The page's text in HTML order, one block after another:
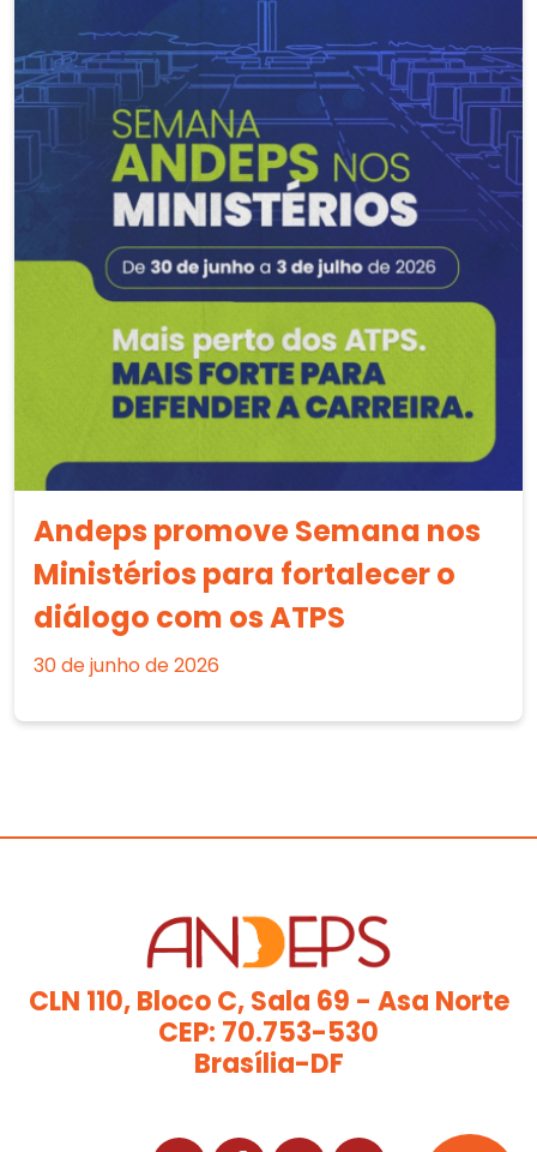
Andeps promove Semana nos
Ministérios para fortalecer o
diálogo com os ATPS
30 de junho de 2026
CLN 110, Bloco C, Sala 69 - Asa Norte
CEP: 70.753-530
Brasília-DF